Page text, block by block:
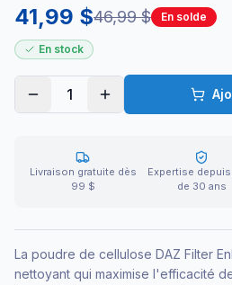
41,99 $46,99 $ En solde
En stock
1
Livraison gratuite dès
99 $
Expertise
de 30 ans
La poudre de cellulose DAZ Filter
nettoyant qui maximise l'efficacité